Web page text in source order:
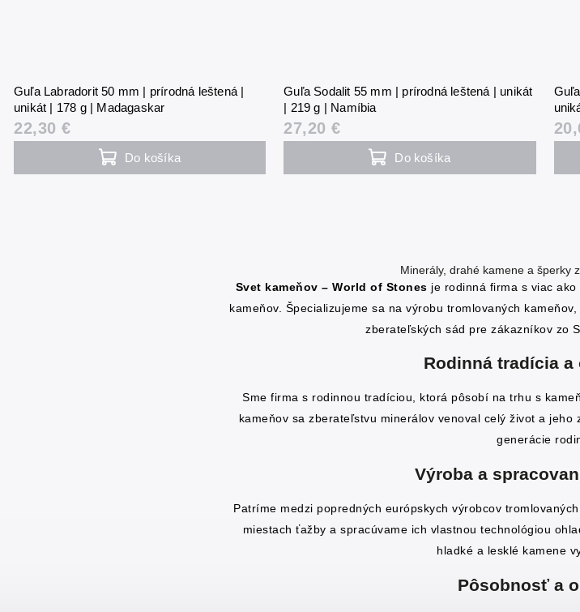
Guľa Labradorit 50 mm | prírodná leštená |
unikát | 178 g | Madagaskar
22,30 €
Do košíka
Guľa Sodalit 55 mm | prírodná leštená | unikát
| 219 g | Namíbia
27,20 €
Do košíka
Minerály, drahé kamene a šperky
Svet kameňov – World of Stones je rodinná firma s viac
kameňov. Špecializujeme sa na výrobu tromlovaných
zberateľských sád pre zákazníkov zo
Rodinná tradícia
Sme firma s rodinnou tradíciou, ktorá pôsobí na trhu s
kameňov sa zberateľstvu minerálov venoval celý život a
generácie
Výroba a
Patríme medzi popredných európskych výrobcov
miestach ťažby a spracúvame ich vlastnou technológiou
hladké a lesklé kamene
Pôsobnosť a